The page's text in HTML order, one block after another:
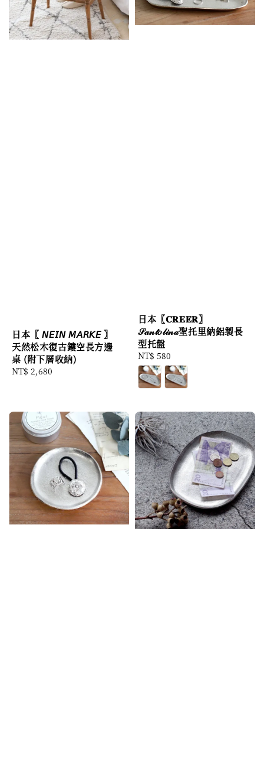
日本〖 𝘕𝘌𝘐𝘕 𝘔𝘈𝘙𝘒𝘌 〗
天然松木復古鏤空長方邊
桌 (附下層收納)
Regular
NT$ 2,680
日本〖𝐂𝐑𝐄𝐄𝐑〗
𝒮𝒶𝓃𝓉𝑜𝓁𝒾𝓃𝒶聖托里納鋁製長
型托盤
Regular
price
NT$ 580